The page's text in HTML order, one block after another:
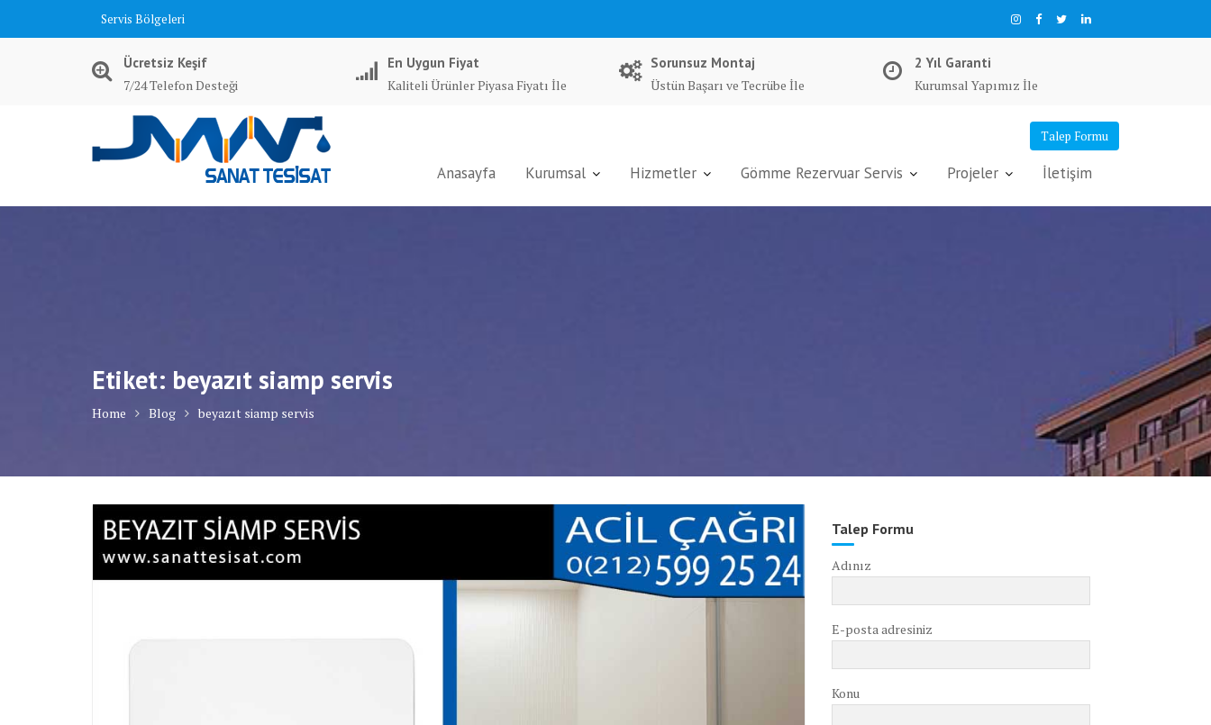
Servis Bölgeleri
Ücretsiz Keşif
7/24 Telefon Desteği
En Uygun Fiyat
Kaliteli Ürünler Piyasa Fiyatı İle
Sorunsuz Montaj
Üstün Başarı ve Tecrübe İle
2 Yıl Garanti
Kurumsal Yapımız İle
Talep Formu
Anasayfa Kurumsal Hizmetler Gömme Rezervuar Servis Projeler İletişim
Etiket: beyazıt siamp servis
Home Blog beyazıt siamp servis
Talep Formu
Adınız
E-posta adresiniz
Konu